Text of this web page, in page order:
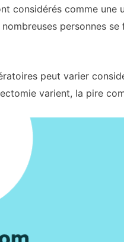
considérés comme
personnes
peut varier
varient, la pire